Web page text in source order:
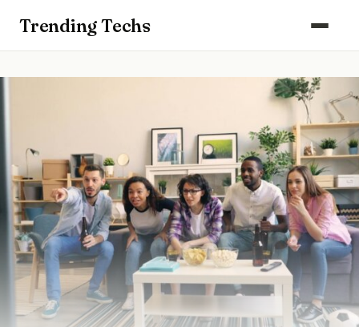
Trending Techs
Keuken & Huishouden
Smart Home & Beveiliging
Kantoor & Werkplek
Maak kennis met ons team